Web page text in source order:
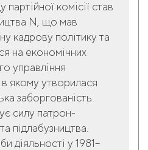
комісії став
N, що мав
кадрову політику та
на економічних
управління
якому утворилася
заборгованість.
силу патрон-
підлабузництва.
діяльності у 1981–